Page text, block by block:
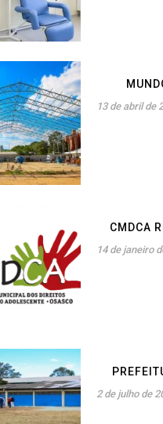
13 de abril de
CMDCA
14 de janeiro
2 de julho de